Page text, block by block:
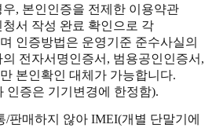
, 본인인증을 전제한 이용약관
서 작성 완료 확인으로 각
인증방법은 운영기준 준수사실의
전자서명인증서, 범용공인인증서,
본인확인 대체가 가능합니다.
인증은 기기변경에 한정함).
판매하지 않아 IMEI(개별 단말기에